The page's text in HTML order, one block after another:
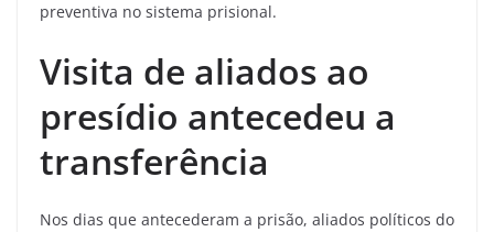
preventiva no sistema prisional.
Visita de aliados ao
presídio antecedeu a
transferência
Nos dias que antecederam a prisão, aliados políticos do